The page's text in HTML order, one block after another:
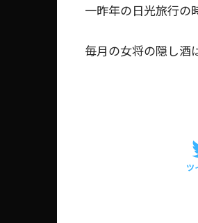
一昨年の日光旅行の
毎月の女将の隠し酒
ツ